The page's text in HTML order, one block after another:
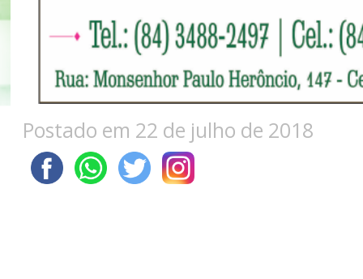
Postado em 22 de julho de 2018